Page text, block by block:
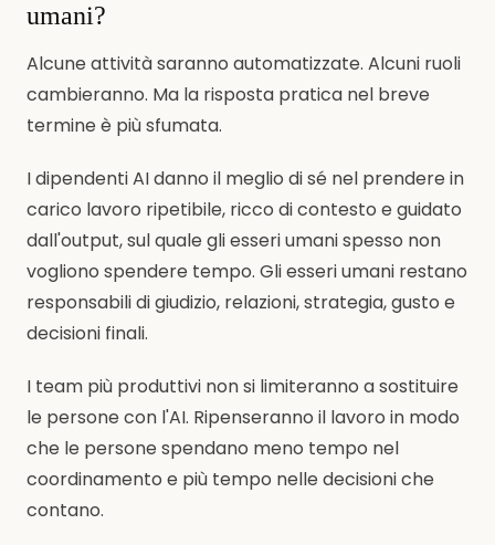
umani?
Alcune attività saranno automatizzate. Alcuni ruoli
cambieranno. Ma la risposta pratica nel breve
termine è più sfumata.
I dipendenti AI danno il meglio di sé nel prendere in
carico lavoro ripetibile, ricco di contesto e guidato
dall'output, sul quale gli esseri umani spesso non
vogliono spendere tempo. Gli esseri umani restano
responsabili di giudizio, relazioni, strategia, gusto e
decisioni finali.
I team più produttivi non si limiteranno a sostituire
le persone con l'AI. Ripenseranno il lavoro in modo
che le persone spendano meno tempo nel
coordinamento e più tempo nelle decisioni che
contano.